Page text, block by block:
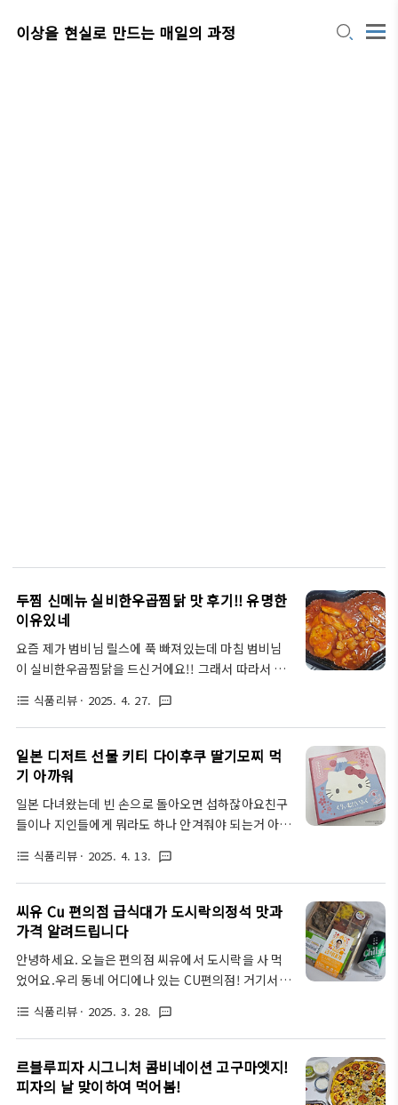
이상을 현실로 만드는 매일의 과정
두찜 신메뉴 실비한우곱찜닭 맛 후기!! 유명한
이유있네
요즘 제가 범비님 릴스에 푹 빠져있는데 마침 범비님
이 실비한우곱찜닭을 드신거에요!! 그래서 따라서 먹
드실거 같아서 소개합니다. 각종 배달앱에서 주문해
드실 수 있고요, 저는 근처 매장으로다가 쿠팡이츠에
서 주문했어요.후후.퇴근길에 미리 주문해놓고 집 오
면 도착해 있는 매-직 인스타에서 유명한 두찜 실비한
김치만으로도 매울 거 같길래, 굳이 매운맛으로 안시
켰는데 역시나~ 저는 보통맛으로 했는데도 맵더라고
요. 저는 쿠팡이츠에서 주문했어요실비한우곱찜닭 가
찜 메뉴 거의 다 먹어봤는데 신메뉴 나왔다니까 안 먹
어볼 ..
format_list_bulleted 식품리뷰 · 2025. 4. 27. textsms
일본 디저트 선물 키티 다이후쿠 딸기모찌 먹
기 아까워
일본 다녀왔는데 빈 손으로 돌아오면 섭하잖아요친구
들이나 지인들에게 뭐라도 하나 안겨줘야 되는거 아니
는 키티 다이후쿠 알려드리고 싶어요도쿄에 다녀온 지
인의 선물이었습니닷헬로키티 마니아들은 주목키티
다이후쿠크림 다이후쿠로 딸기모찌 안에 크림식으로
필링이 채워진 거예요.포장지에는 내가 좋아하는 헬로
절에 딱이죠다기후쿠라는 이름이 생소하실 수 있는데
그냥 딸기모찌라고 생각하시면 될 것 같아요100그람
당 칼류리는 347칼로리역시 산리오 그림만 보고 막 먹
는 게 좋을 것 같아요개봉해 봤더니 귀여운 키티 프린
팅이 얹어진 딸기..
format_list_bulleted 식품리뷰 · 2025. 4. 13. textsms
씨유 Cu 편의점 급식대가 도시락의정석 맛과
가격 알려드립니다
안녕하세요. 오늘은 편의점 씨유에서 도시락을 사 먹
었어요.우리 동네 어디에나 있는 CU편의점! 거기서
던 급식대가님이랑 씨유 도시락이 콜라보했어요Cu편
의점 도시락 추천!급식대가 도시락의 정석가격은
5500원이고요. 칠성사이다 제로를 증정하는 이벤트
를 하고 있어요요즘에 하도 물가가 비싸서 사이다만
format_list_bulleted 식품리뷰 · 2025. 3. 28. textsms
르블루피자 시그니처 콤비네이션 고구마엣지!
피자의 날 맞이하여 먹어봄!